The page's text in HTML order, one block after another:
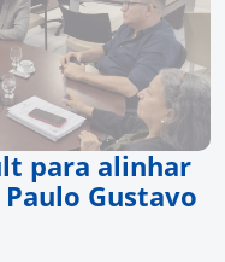
para alinhar
Gustavo